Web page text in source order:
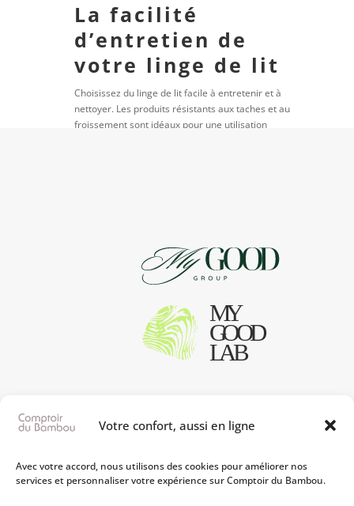
Votre confort, aussi en ligne
Avec votre accord, nous utilisons des cookies pour améliorer nos
services et personnaliser votre expérience sur Comptoir du Bambou.
La facilité
d’entretien de
votre linge de lit
Choisissez du linge de lit facile à entretenir et à
nettoyer. Les produits résistants aux taches et au
froissement sont idéaux pour une utilisation